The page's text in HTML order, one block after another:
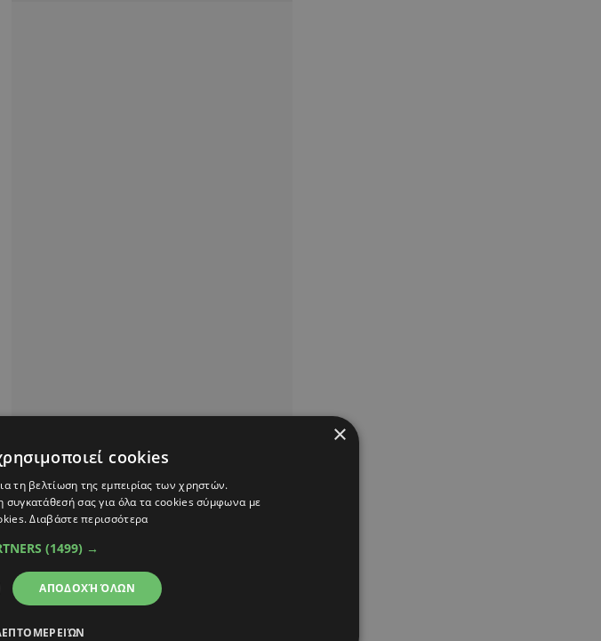
×
cookies
τη βελτίωση της εμπειρίας των χρηστών.
συγκατάθεσή σας για όλα τα cookies σύμφωνα με
Διαβάστε περισσότερα
(1499) →
ΑΠΟΔΟΧΉ ΌΛΩΝ